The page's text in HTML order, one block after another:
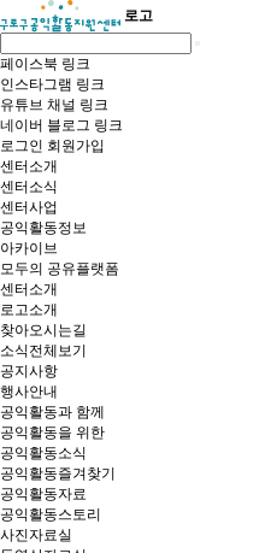
로고
페이스북 링크
인스타그램 링크
유튜브 채널 링크
네이버 블로그 링크
로그인 회원가입
센터소개
센터소식
센터사업
공익활동정보
아카이브
모두의 공유플랫폼
센터소개
로고소개
찾아오시는길
소식전체보기
공지사항
행사안내
공익활동과 함께
공익활동을 위한
공익활동소식
공익활동즐겨찾기
공익활동자료
공익활동스토리
사진자료실